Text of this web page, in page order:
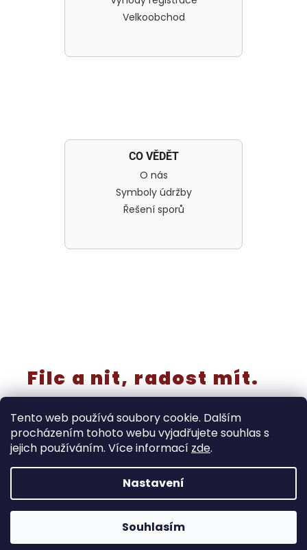
Tento web používá soubory cookie. Dalším
procházením tohoto webu vyjadřujete souhlas s
jejich používáním. Více informací zde.
Nastavení
Souhlasím
‼️Rušíme kategorii “výřezy a knoflíky” - již nebudou
samostatně v prodeji! Tyto produkty končí do 30.8. Dále
doprodáváme také prýmky, stuhy, miniatury, metrážové
pruženky, kusová plátna … a to do vyprodání zásob.
Velkoobchod
CO VĚDĚT
O nás
Symboly údržby
Řešení sporů
Filc a nit, radost mít.
Vytvořil Shoptet
Copyright 2026Ráj filcu. Všechna práva vyhrazena.
Upravit nastavení cookies